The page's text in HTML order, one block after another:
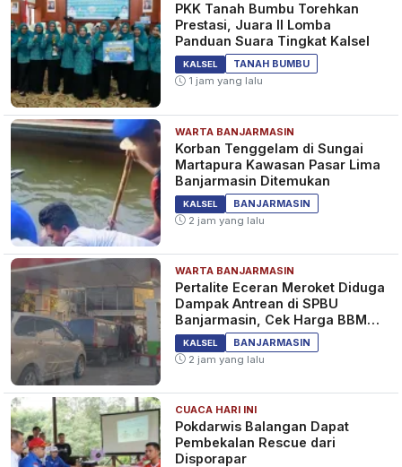
PKK Tanah Bumbu Torehkan
Prestasi, Juara II Lomba
Panduan Suara Tingkat Kalsel
KALSEL
TANAH BUMBU
1 jam yang lalu
WARTA BANJARMASIN
Korban Tenggelam di Sungai
Martapura Kawasan Pasar Lima
Banjarmasin Ditemukan
KALSEL
BANJARMASIN
2 jam yang lalu
WARTA BANJARMASIN
Pertalite Eceran Meroket Diduga
Dampak Antrean di SPBU
Banjarmasin, Cek Harga BBM
Kalselteng
KALSEL
BANJARMASIN
2 jam yang lalu
CUACA HARI INI
Pokdarwis Balangan Dapat
Pembekalan Rescue dari
Disporapar